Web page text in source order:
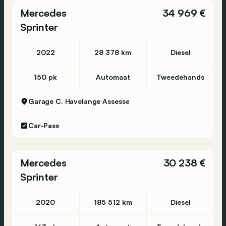
Oudenaarde - Berchemweg 35 - 9700
Oudenaarde - 055 49 64 95
Niklaas - 03 780 34 25
Tongeren - 012 39 12 73
Vilvoorde - Mechelsesteenweg 309 - 1800
Vilvoorde - 02 244 5770
Waregem - 056 61 58 00
Mercedes
Sprinter
34 969 €
2022 28 378 km Diesel
150 pk Automaat Tweedehands
Garage C. Havelange Assesse
Car-Pass
Mercedes
Sprinter
30 238 €
2020 185 512 km Diesel